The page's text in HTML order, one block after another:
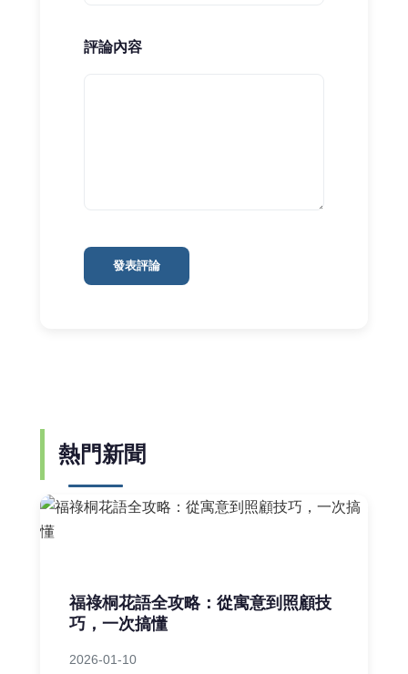
評論內容
發表評論
熱門新聞
福祿桐花語全攻略：從寓意到照顧技
巧，一次搞懂
2026-01-10